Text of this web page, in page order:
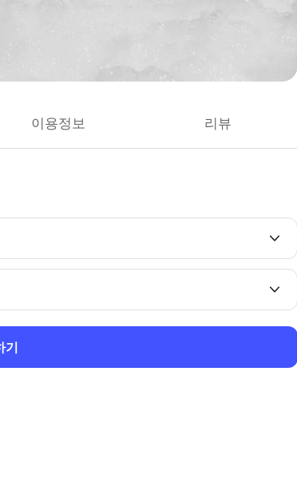
이용정보 리뷰
기